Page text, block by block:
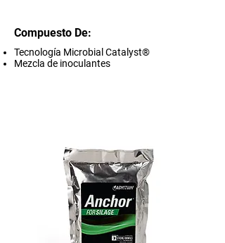
Compuesto De:
Tecnología Microbial Catalyst®
Mezcla de inoculantes